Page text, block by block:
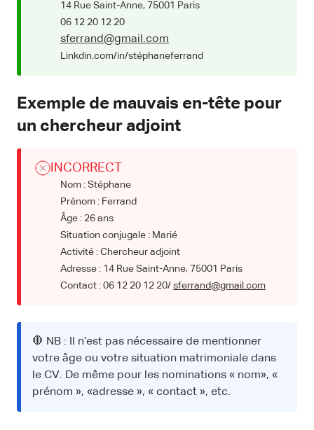
14 Rue Saint-Anne, 75001 Paris
06 12 20 12 20
sferrand@gmail.com
Linkdin.com/in/stéphaneferrand
Exemple de mauvais en-tête pour
un chercheur adjoint
INCORRECT
Nom : Stéphane
Prénom : Ferrand
Âge : 26 ans
Situation conjugale : Marié
Activité : Chercheur adjoint
Adresse : 14 Rue Saint-Anne, 75001 Paris
Contact : 06 12 20 12 20/ sferrand@gmail.com
🛑 NB : Il n’est pas nécessaire de mentionner
votre âge ou votre situation matrimoniale dans
le CV. De même pour les nominations « nom», «
prénom », «adresse », « contact », etc.